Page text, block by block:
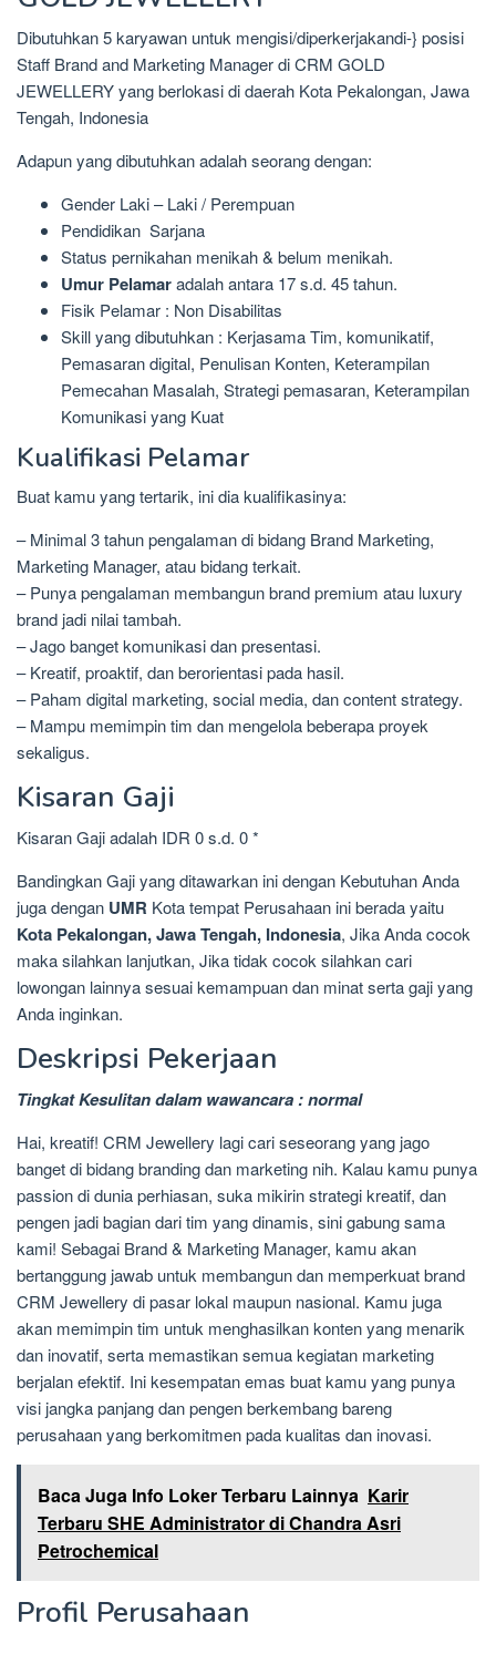
Dibutuhkan 5 karyawan untuk mengisi/diperkerjakandi-} posisi
Staff Brand and Marketing Manager di CRM GOLD
JEWELLERY yang berlokasi di daerah Kota Pekalongan, Jawa
Tengah, Indonesia
Adapun yang dibutuhkan adalah seorang dengan:
Gender Laki – Laki / Perempuan
Pendidikan Sarjana
Status pernikahan menikah & belum menikah.
Umur Pelamaradalah antara 17 s.d. 45 tahun.
Fisik Pelamar : Non Disabilitas
Skill yang dibutuhkan : Kerjasama Tim, komunikatif,
Pemasaran digital, Penulisan Konten, Keterampilan
Pemecahan Masalah, Strategi pemasaran, Keterampilan
Komunikasi yang Kuat
Kualifikasi Pelamar
Buat kamu yang tertarik, ini dia kualifikasinya:
– Minimal 3 tahun pengalaman di bidang Brand Marketing,
Marketing Manager, atau bidang terkait.
– Punya pengalaman membangun brand premium atau luxury
brand jadi nilai tambah.
– Jago banget komunikasi dan presentasi.
– Kreatif, proaktif, dan berorientasi pada hasil.
– Paham digital marketing, social media, dan content strategy.
– Mampu memimpin tim dan mengelola beberapa proyek
sekaligus.
Kisaran Gaji
Kisaran Gaji adalah IDR 0 s.d. 0 *
Bandingkan Gaji yang ditawarkan ini dengan Kebutuhan Anda
juga dengan UMR Kota tempat Perusahaan ini berada yaitu
Kota Pekalongan, Jawa Tengah, Indonesia, Jika Anda cocok
maka silahkan lanjutkan, Jika tidak cocok silahkan cari
lowongan lainnya sesuai kemampuan dan minat serta gaji yang
Anda inginkan.
Deskripsi Pekerjaan
Tingkat Kesulitan dalam wawancara : normal
Hai, kreatif! CRM Jewellery lagi cari seseorang yang jago
banget di bidang branding dan marketing nih. Kalau kamu punya
passion di dunia perhiasan, suka mikirin strategi kreatif, dan
pengen jadi bagian dari tim yang dinamis, sini gabung sama
kami! Sebagai Brand & Marketing Manager, kamu akan
bertanggung jawab untuk membangun dan memperkuat brand
CRM Jewellery di pasar lokal maupun nasional. Kamu juga
akan memimpin tim untuk menghasilkan konten yang menarik
dan inovatif, serta memastikan semua kegiatan marketing
berjalan efektif. Ini kesempatan emas buat kamu yang punya
visi jangka panjang dan pengen berkembang bareng
perusahaan yang berkomitmen pada kualitas dan inovasi.
Baca Juga Info Loker Terbaru Lainnya Karir
Terbaru SHE Administrator di Chandra Asri
Petrochemical
Profil Perusahaan